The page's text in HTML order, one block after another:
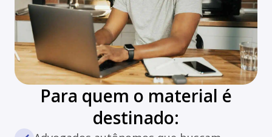
Para quem o material é
destinado: